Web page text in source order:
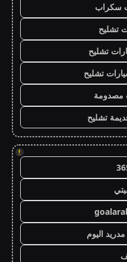
سكراب
تشليح
تشليح
تشليح
مصدومة
تشليح
!
اليوم